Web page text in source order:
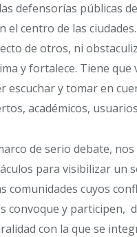
defensorías públicas
el centro de las
de otros, ni
y fortalece. Tiene
escuchar y tomar en
académicos,
de serio debate,
para visibilizar un
comunidades cuyos
convoque y participen,
con la que se